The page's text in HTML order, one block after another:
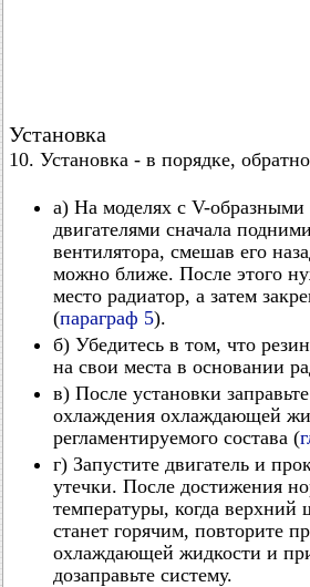
Установка
10. Установка - в порядке,
а) На моделях с V-
двигателями сначала
вентилятора, смешав его
можно ближе. После этого
место радиатор, а затем
(параграф 5).
б) Убедитесь в том, что
на свои места в основании
в) После установки
охлаждения охлаждающей
регламентируемого состава (
г) Запустите двигатель и
утечки. После достижения
температуры, когда верхний
станет горячим, повторите
охлаждающей жидкости и
дозаправьте систему.